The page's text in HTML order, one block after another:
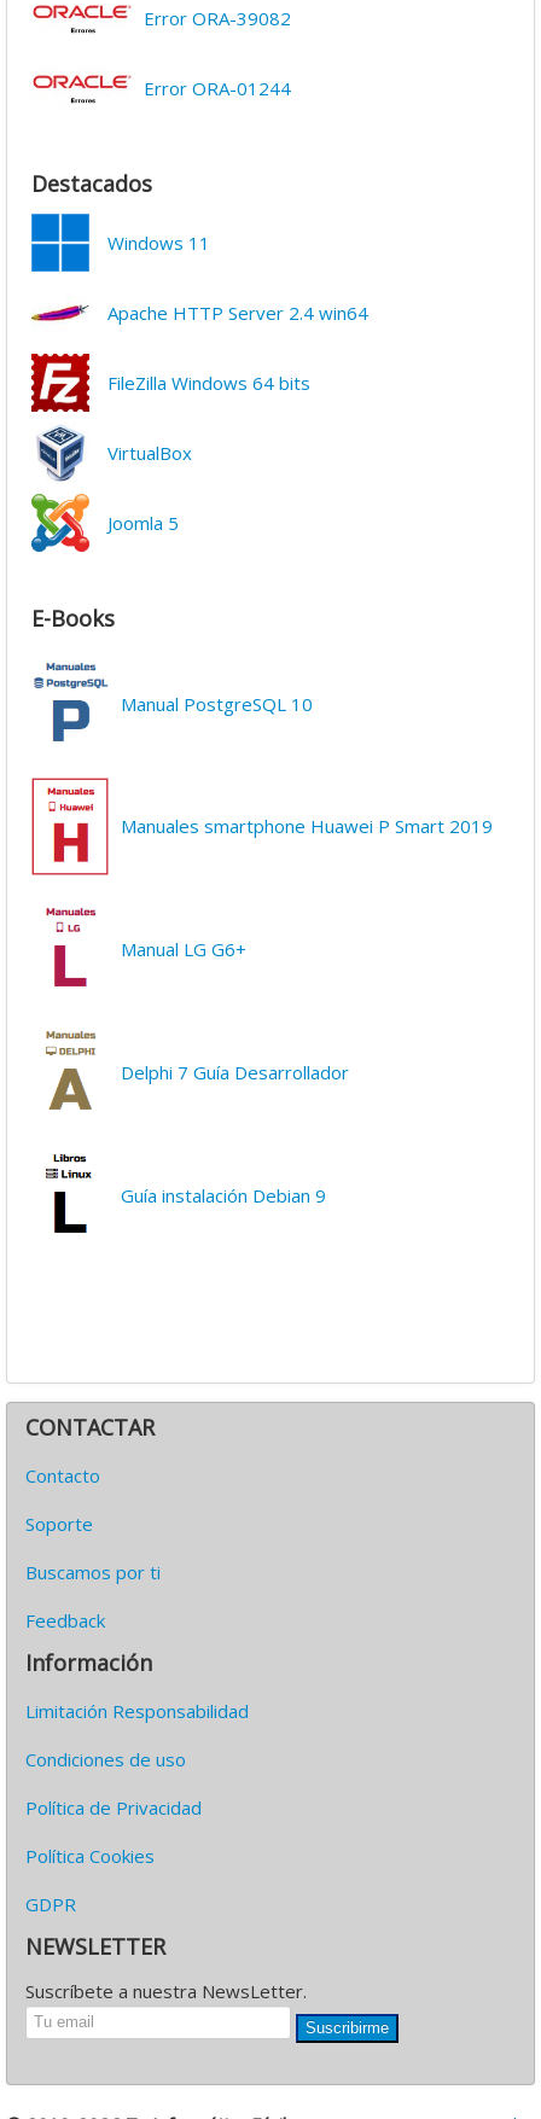
Error ORA-39082
Error ORA-01244
Destacados
Windows 11
Apache HTTP Server 2.4 win64
FileZilla Windows 64 bits
VirtualBox
Joomla 5
E-Books
Manual PostgreSQL 10
Manuales smartphone Huawei P Smart 2019
Manual LG G6+
Delphi 7 Guía Desarrollador
Guía instalación Debian 9
CONTACTAR
Contacto
Soporte
Buscamos por ti
Feedback
Información
Limitación Responsabilidad
Condiciones de uso
Política de Privacidad
Política Cookies
GDPR
NEWSLETTER
Suscríbete a nuestra NewsLetter.
Suscribirme